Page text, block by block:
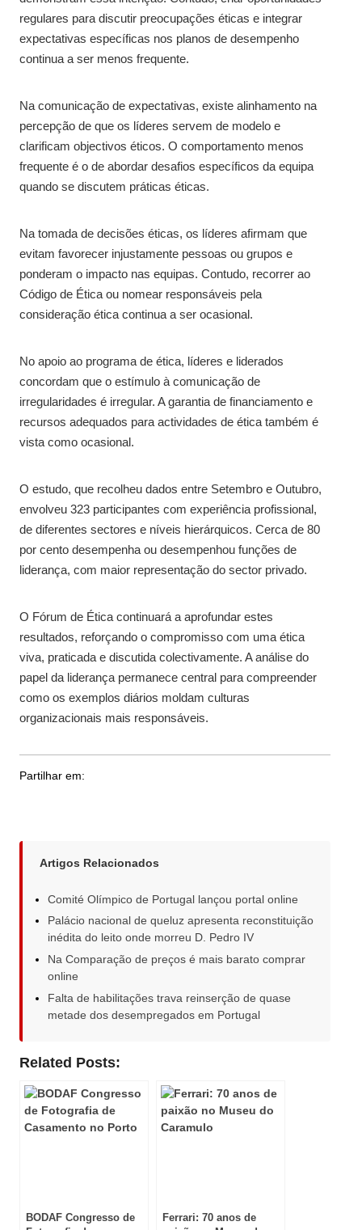
regulares para discutir preocupações éticas e integrar
expectativas específicas nos planos de desempenho
continua a ser menos frequente.
Na comunicação de expectativas, existe alinhamento na
percepção de que os líderes servem de modelo e
clarificam objectivos éticos. O comportamento menos
frequente é o de abordar desafios específicos da equipa
quando se discutem práticas éticas.
Na tomada de decisões éticas, os líderes afirmam que
evitam favorecer injustamente pessoas ou grupos e
ponderam o impacto nas equipas. Contudo, recorrer ao
Código de Ética ou nomear responsáveis pela
consideração ética continua a ser ocasional.
No apoio ao programa de ética, líderes e liderados
concordam que o estímulo à comunicação de
irregularidades é irregular. A garantia de financiamento e
recursos adequados para actividades de ética também é
vista como ocasional.
O estudo, que recolheu dados entre Setembro e Outubro,
envolveu 323 participantes com experiência profissional,
de diferentes sectores e níveis hierárquicos. Cerca de 80
por cento desempenha ou desempenhou funções de
liderança, com maior representação do sector privado.
O Fórum de Ética continuará a aprofundar estes
resultados, reforçando o compromisso com uma ética
viva, praticada e discutida colectivamente. A análise do
papel da liderança permanece central para compreender
como os exemplos diários moldam culturas
organizacionais mais responsáveis.
Partilhar em:
Artigos Relacionados
Comité Olímpico de Portugal lançou portal online
Palácio nacional de queluz apresenta reconstituição
inédita do leito onde morreu D. Pedro IV
Na Comparação de preços é mais barato comprar
online
Falta de habilitações trava reinserção de quase
metade dos desempregados em Portugal
Related Posts:
BODAF Congresso de
Ferrari: 70 anos de